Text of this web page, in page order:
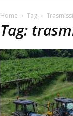
Home Tag
Tag: